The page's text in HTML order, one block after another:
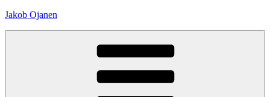
Skip
Jakob Ojanen